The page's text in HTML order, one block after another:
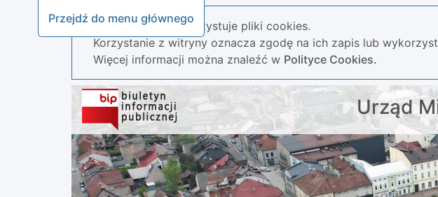
Przejdź do menu głównego
Nasza strona wykorzystuje pliki cookies.
Korzystanie z witryny oznacza zgodę na ich zapis lub
Więcej informacji można znaleźć w Polityce Cookies.
Urząd